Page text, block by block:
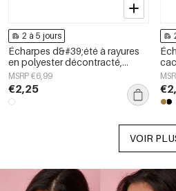
2 à 5 jours
Écharpes d&#39;été à rayures
en polyester décontracté,
accessoires du quotidien
MSRP €6,99
€2,25
VOIR